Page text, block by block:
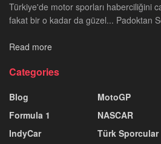
Türkiye'de motor sporları haberciliğini
fakat bir o kadar da güzel... Padoktan
Read more
Categories
Blog
Formula 1
IndyCar
MotoGP
NASCAR
Türk Sporcular